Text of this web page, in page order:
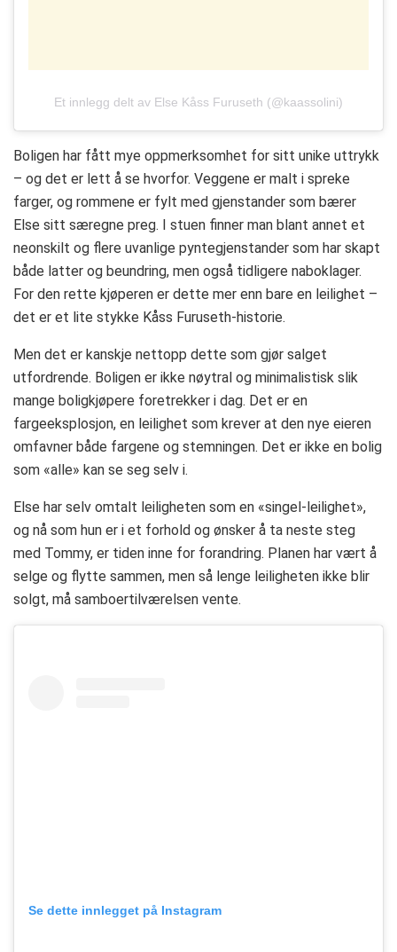
Et innlegg delt av Else Kåss Furuseth (@kaassolini)
Boligen har fått mye oppmerksomhet for sitt unike uttrykk
– og det er lett å se hvorfor. Veggene er malt i spreke
farger, og rommene er fylt med gjenstander som bærer
Else sitt særegne preg. I stuen finner man blant annet et
neonskilt og flere uvanlige pyntegjenstander som har skapt
både latter og beundring, men også tidligere naboklager.
For den rette kjøperen er dette mer enn bare en leilighet –
det er et lite stykke Kåss Furuseth-historie.
Men det er kanskje nettopp dette som gjør salget
utfordrende. Boligen er ikke nøytral og minimalistisk slik
mange boligkjøpere foretrekker i dag. Det er en
fargeeksplosjon, en leilighet som krever at den nye eieren
omfavner både fargene og stemningen. Det er ikke en bolig
som «alle» kan se seg selv i.
Else har selv omtalt leiligheten som en «singel-leilighet»,
og nå som hun er i et forhold og ønsker å ta neste steg
med Tommy, er tiden inne for forandring. Planen har vært å
selge og flytte sammen, men så lenge leiligheten ikke blir
solgt, må samboertilværelsen vente.
Se dette innlegget på Instagram